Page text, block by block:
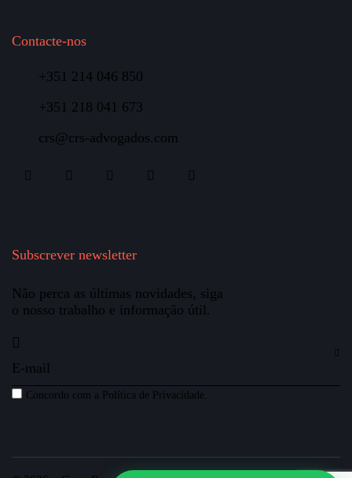
Contacte-nos
+351 214 046 850
+351 218 041 673
crs@crs-advogados.com
Subscrever newsletter
Não perca as últimas novidades, siga
o nosso trabalho e informação útil.
Concordo com a Política de Privacidade